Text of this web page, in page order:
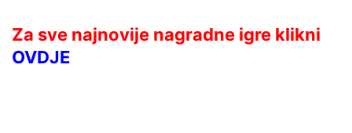
Za sve najnovije nagradne igre klikni
OVDJE